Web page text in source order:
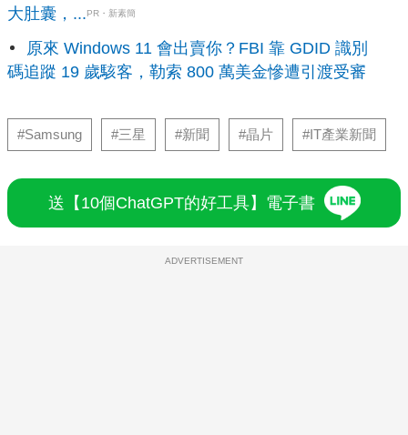
大肚囊，...PR・新素簡
原來 Windows 11 會出賣你？FBI 靠 GDID 識別
碼追蹤 19 歲駭客，勒索 800 萬美金慘遭引渡受審
#Samsung #三星 #新聞 #晶片 #IT產業新聞
送【10個ChatGPT的好工具】電子書
ADVERTISEMENT